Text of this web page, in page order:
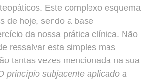
Este complexo esquema
de hoje, sendo a base
da nossa prática clínica. Não
ressalvar esta simples mas
tantas vezes mencionada na sua
princípio subjacente aplicado à